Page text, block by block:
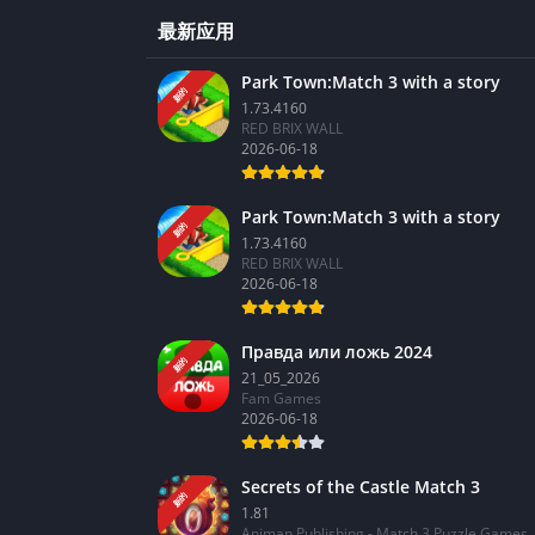
最新应用
新的
Park Town:Match 3 with a story
1.73.4160
RED BRIX WALL
2026-06-18
新的
Park Town:Match 3 with a story
1.73.4160
RED BRIX WALL
2026-06-18
新的
Правда или ложь 2024
21_05_2026
Fam Games
2026-06-18
新的
Secrets of the Castle Match 3
1.81